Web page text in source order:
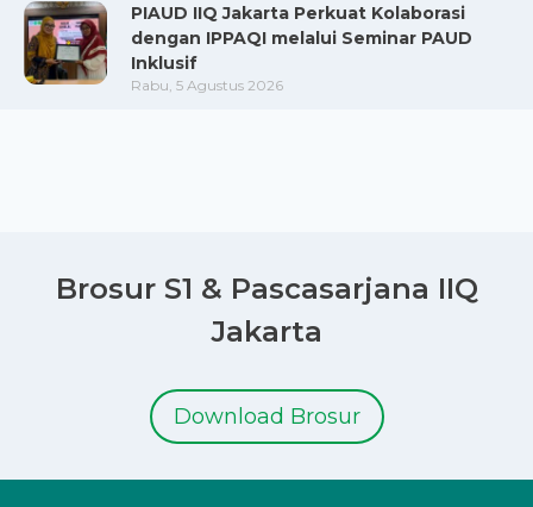
PIAUD IIQ Jakarta Perkuat Kolaborasi
dengan IPPAQI melalui Seminar PAUD
Inklusif
Rabu, 5 Agustus 2026
Brosur S1 & Pascasarjana IIQ
Jakarta
Download Brosur